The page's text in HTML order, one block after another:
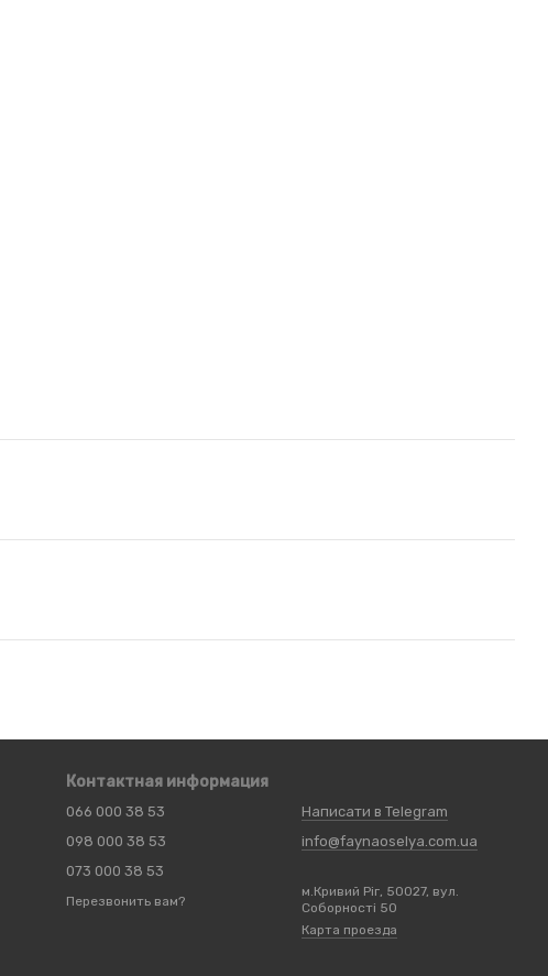
Контактная информация
066 000 38 53
098 000 38 53
073 000 38 53
Перезвонить вам?
Написати в Telegram
info@faynaoselya.com.ua
м.Кривий Ріг, 50027, вул.
Соборності 50
Карта проезда